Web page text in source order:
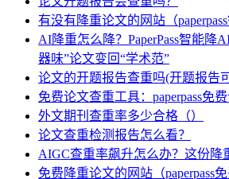
有没有降重论文的网站（
AI降重怎么降？PaperPass智能降
器味”论文变回“学术范”
论文的开题报告查重吗(开题报告
免费论文查重工具：paperpass免
外文期刊查重率多少合格（）
论文查重检测报告怎么看？
AIGC查重率飙升怎么办？这份降
免费降重论文的网站（paperpass